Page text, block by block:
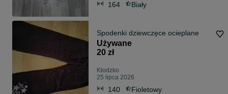
164 Biały
Spodenki dziewczęce ocieplane
Używane
20 zł
Kłodzko
25 lipca 2026
140 Fioletowy